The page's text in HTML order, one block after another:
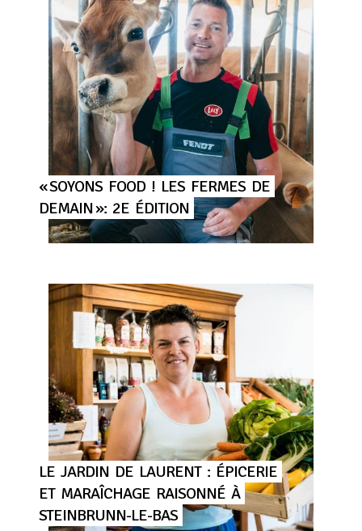
« SOYONS FOOD ! LES FERMES DE
DEMAIN »: 2E ÉDITION
LE JARDIN DE LAURENT : ÉPICERIE
ET MARAÎCHAGE RAISONNÉ À
STEINBRUNN-LE-BAS